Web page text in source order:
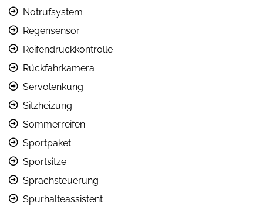
Notrufsystem
Regensensor
Reifendruckkontrolle
Rückfahrkamera
Servolenkung
Sitzheizung
Sommerreifen
Sportpaket
Sportsitze
Sprachsteuerung
Spurhalteassistent